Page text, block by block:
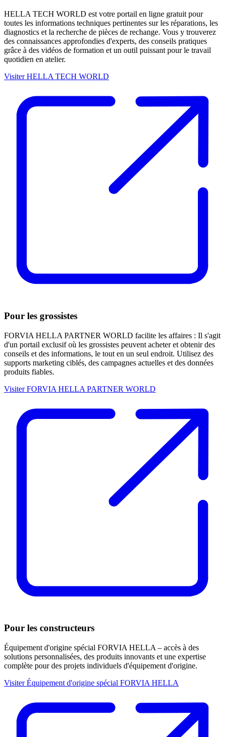
HELLA TECH WORLD est votre portail en ligne gratuit pour
toutes les informations techniques pertinentes sur les réparations, les
diagnostics et la recherche de pièces de rechange. Vous y trouverez
des connaissances approfondies d'experts, des conseils pratiques
grâce à des vidéos de formation et un outil puissant pour le travail
quotidien en atelier.
Visiter HELLA TECH WORLD
Pour les grossistes
FORVIA HELLA PARTNER WORLD facilite les affaires : Il s'agit
d'un portail exclusif où les grossistes peuvent acheter et obtenir des
conseils et des informations, le tout en un seul endroit. Utilisez des
supports marketing ciblés, des campagnes actuelles et des données
produits fiables.
Visiter FORVIA HELLA PARTNER WORLD
Pour les constructeurs
Équipement d'origine spécial FORVIA HELLA – accès à des
solutions personnalisées, des produits innovants et une expertise
complète pour des projets individuels d'équipement d'origine.
Visiter Équipement d'origine spécial FORVIA HELLA